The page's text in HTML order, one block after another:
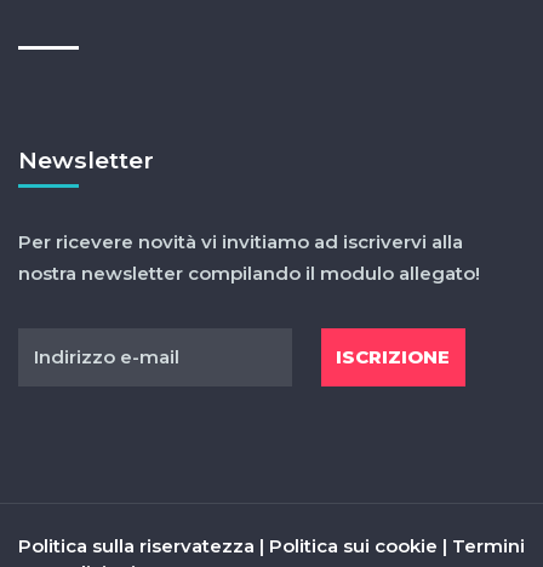
Newsletter
Per ricevere novità vi invitiamo ad iscrivervi alla
nostra newsletter compilando il modulo allegato!
Politica sulla riservatezza | Politica sui cookie | Termini